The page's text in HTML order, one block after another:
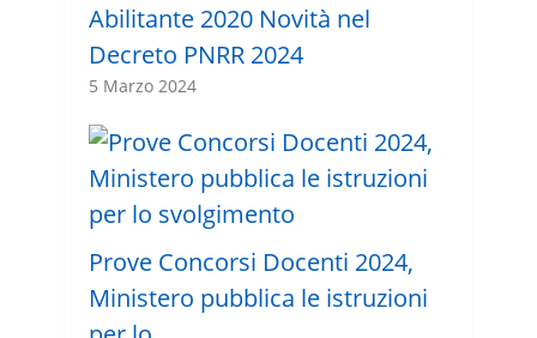
Abilitante 2020 Novità nel
Decreto PNRR 2024
5 Marzo 2024
Prove Concorsi Docenti 2024,
Ministero pubblica le istruzioni